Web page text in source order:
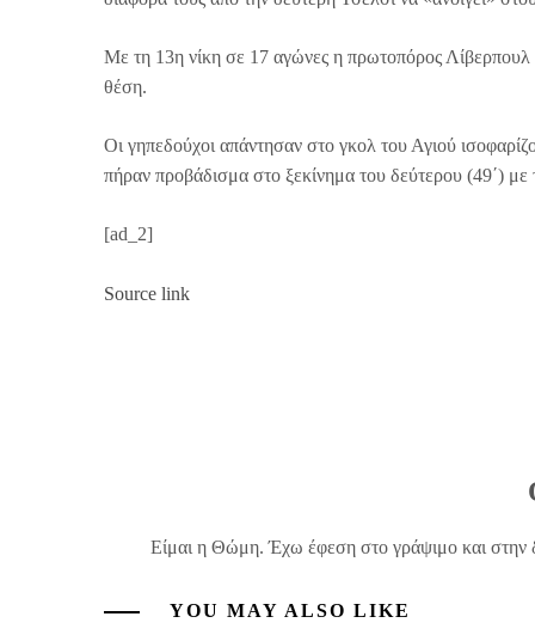
Με τη 13η νίκη σε 17 αγώνες η πρωτοπόρος
θέση.
Οι γηπεδούχοι απάντησαν στο γκολ του Αγιού
πήραν προβάδισμα στο ξεκίνημα του δεύτερου (49΄) με
[ad_2]
Source link
Είμαι η Θώμη. Έχω έφεση στο γράψιμο και
YOU MAY ALSO LIKE